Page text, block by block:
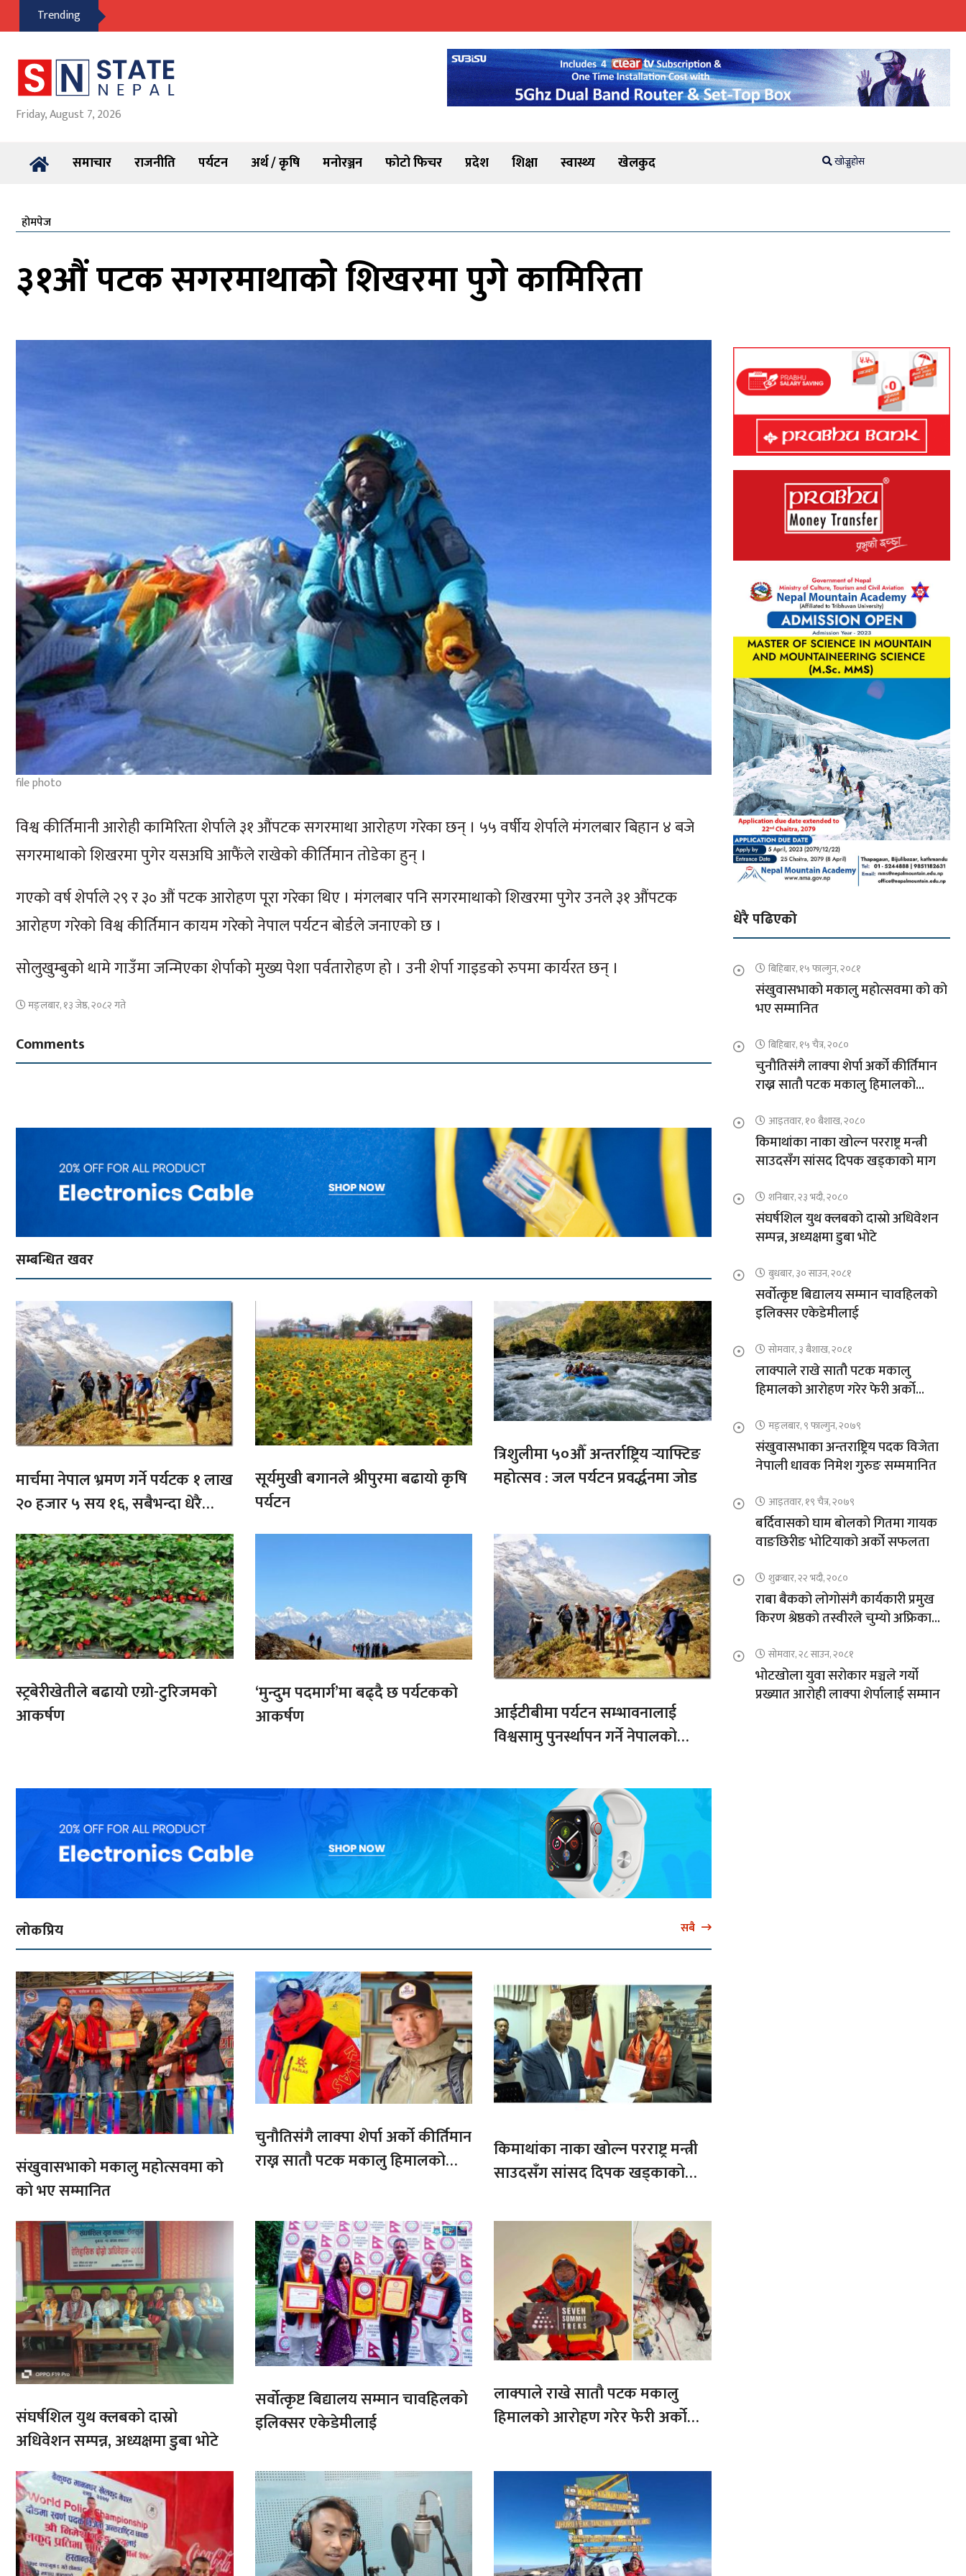
Trending
Friday, August 7, 2026
समाचार राजनीति पर्यटन अर्थ / कृषि मनोरञ्जन फोटो फिचर प्रदेश शिक्षा स्वास्थ्य खेलकुद खोज्नुहोस
होमपेज
३१औं पटक सगरमाथाको शिखरमा पुगे कामिरिता
file photo
विश्व कीर्तिमानी आरोही कामिरिता शेर्पाले ३१ औंपटक सगरमाथा आरोहण गरेका छन् । ५५ वर्षीय शेर्पाले मंगलबार बिहान ४ बजे
सगरमाथाको शिखरमा पुगेर यसअघि आफैंले राखेको कीर्तिमान तोडेका हुन् ।
गएको वर्ष शेर्पाले २९ र ३० औं पटक आरोहण पूरा गरेका थिए । मंगलबार पनि सगरमाथाको शिखरमा पुगेर उनले ३१ औंपटक
आरोहण गरेको विश्व कीर्तिमान कायम गरेको नेपाल पर्यटन बोर्डले जनाएको छ ।
सोलुखुम्बुको थामे गाउँमा जन्मिएका शेर्पाको मुख्य पेशा पर्वतारोहण हो । उनी शेर्पा गाइडको रुपमा कार्यरत छन् ।
मङ्लबार, १३ जेष्ठ, २०८२ गते
Comments
सम्बन्धित खवर
मार्चमा नेपाल भ्रमण गर्ने पर्यटक १ लाख
२० हजार ५ सय १६, सबैभन्दा धेरै
भारतबाट
सूर्यमुखी बगानले श्रीपुरमा बढायो कृषि
पर्यटन
त्रिशुलीमा ५०औँ अन्तर्राष्ट्रिय र्‍याफ्टिङ
महोत्सव : जल पर्यटन प्रवर्द्धनमा जोड
स्ट्रबेरीखेतीले बढायो एग्रो-टुरिजमको
आकर्षण
‘मुन्दुम पदमार्ग’मा बढ्दै छ पर्यटकको
आकर्षण
आईटीबीमा पर्यटन सम्भावनालाई
विश्वसामु पुनर्स्थापन गर्ने नेपालको
लोकप्रिय सबै
संखुवासभाको मकालु महोत्सवमा को
को भए सम्मानित
चुनौतिसंगै लाक्पा शेर्पा अर्को कीर्तिमान
राख्न सातौ पटक मकालु हिमालको
किमाथांका नाका खोल्न परराष्ट्र मन्त्री
साउदसँग सांसद दिपक खड्काको
संघर्षशिल युथ क्लबको दास्रो
अधिवेशन सम्पन्न, अध्यक्षमा डुबा भोटे
सर्वोत्कृष्ट बिद्यालय सम्मान चावहिलको
इलिक्सर एकेडेमीलाई
लाक्पाले राखे सातौ पटक मकालु
हिमालको आरोहण गरेर फेरी अर्को
धेरै पढिएको
बिहिबार, १५ फाल्गुन, २०८१
संखुवासभाको मकालु महोत्सवमा को को
भए सम्मानित
बिहिबार, १५ चैत्र, २०८०
चुनौतिसंगै लाक्पा शेर्पा अर्को कीर्तिमान
राख्न सातौ पटक मकालु हिमालको
आइतवार, १० बैशाख, २०८०
किमाथांका नाका खोल्न परराष्ट्र मन्त्री
साउदसँग सांसद दिपक खड्काको माग
शनिबार, २३ भदौ, २०८०
संघर्षशिल युथ क्लबको दास्रो अधिवेशन
सम्पन्न, अध्यक्षमा डुबा भोटे
बुधबार, ३० साउन, २०८१
सर्वोत्कृष्ट बिद्यालय सम्मान चावहिलको
इलिक्सर एकेडेमीलाई
सोमवार, ३ बैशाख, २०८१
लाक्पाले राखे सातौ पटक मकालु
हिमालको आरोहण गरेर फेरी अर्को
मङ्लबार, ९ फाल्गुन, २०७९
संखुवासभाका अन्तराष्ट्रिय पदक विजेता
नेपाली धावक निमेश गुरुङ सम्ममानित
आइतवार, १९ चैत्र, २०७९
बर्दिवासको घाम बोलको गितमा गायक
वाङछिरीङ भोटियाको अर्को सफलता
शुक्रबार, २२ भदौ, २०८०
राबा बैकको लोगोसंगै कार्यकारी प्रमुख
किरण श्रेष्ठको तस्वीरले चुम्यो अफ्रिकाको
सोमवार, २८ साउन, २०८१
भोटखोला युवा सरोकार मञ्चले गर्यो
प्रख्यात आरोही लाक्पा शेर्पालाई सम्मान